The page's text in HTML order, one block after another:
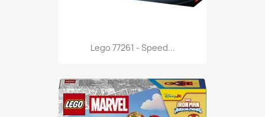
Anteprima
Lego 77261 - Speed...